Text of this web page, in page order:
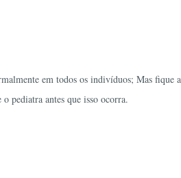
em todos os indivíduos; Mas fique
pediatra antes que isso ocorra.